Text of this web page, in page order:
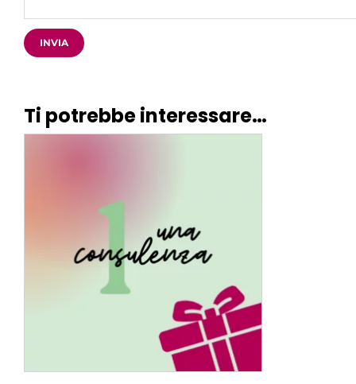
Ti potrebbe interessare…